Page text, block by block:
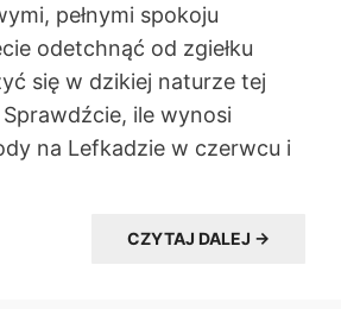
pełnymi spokoju
odetchnąć od zgiełku
się w dzikiej naturze tej
ile wynosi
na Lefkadzie w czerwcu i
CZYTAJ DALEJ →